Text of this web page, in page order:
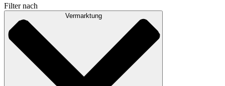
Filter nach
Vermarktung